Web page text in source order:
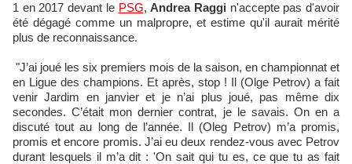
1 en 2017 devant le PSG,Andrea Raggi n'accepte pas d'avoir
été dégagé comme un malpropre, et estime qu'il aurait mérité
plus de reconnaissance.
"J’ai joué les six premiers mois de la saison, en championnat et
en Ligue des champions. Et après, stop ! Il (Olge Petrov) a fait
venir Jardim en janvier et je n’ai plus joué, pas même dix
secondes. C’était mon dernier contrat, je le savais. On en a
discuté tout au long de l’année. Il (Oleg Petrov) m’a promis,
promis et encore promis. J’ai eu deux rendez-vous avec Petrov
durant lesquels il m’a dit : 'On sait qui tu es, ce que tu as fait